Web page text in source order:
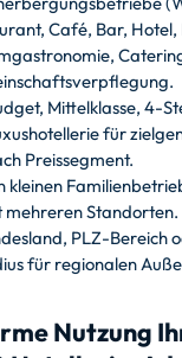
Café, Bar, Hotel,
Mittelklasse, 4-
für
Preissegment.
kleinen
mehreren Standorten.
PLZ-Bereich
für regionalen
Nutzung